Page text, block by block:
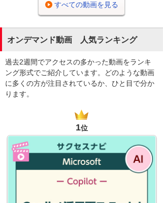
すべての動画を見る
オンデマンド動画 人気ランキング
過去2週間でアクセスの多かった動画をランキ
ング形式でご紹介しています。どのような動画
に多くの方が注目されているか、ひと目で分か
ります。
1位